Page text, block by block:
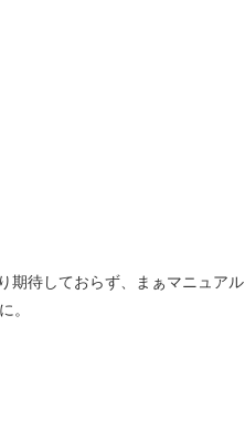
期待しておらず、まぁマニュアル
。